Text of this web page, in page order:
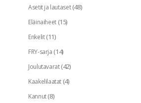
Asetit ja lautaset(48)
Eläinaiheet(15)
Enkelit(11)
FRY-sarja(14)
Joulutavarat(42)
Kaakelilaatat(4)
Kannut(8)